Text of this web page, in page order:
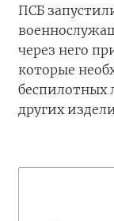
ПСБ
через него
которые
беспилотных
других